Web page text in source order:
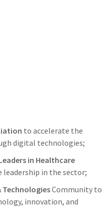
to accelerate the
digital technologies;
in Healthcare
in the sector;
TechnologiesCommunity to
innovation, and